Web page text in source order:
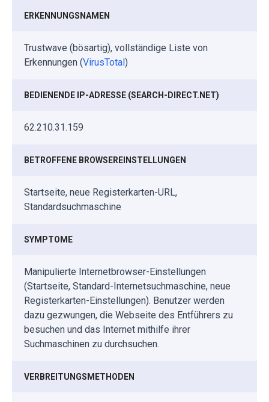
ERKENNUNGSNAMEN
Trustwave (bösartig), vollständige Liste von
Erkennungen (VirusTotal)
BEDIENENDE IP-ADRESSE (SEARCH-DIRECT.NET)
62.210.31.159
BETROFFENE BROWSEREINSTELLUNGEN
Startseite, neue Registerkarten-URL,
Standardsuchmaschine
SYMPTOME
Manipulierte Internetbrowser-Einstellungen
(Startseite, Standard-Internetsuchmaschine, neue
Registerkarten-Einstellungen). Benutzer werden
dazu gezwungen, die Webseite des Entführers zu
besuchen und das Internet mithilfe ihrer
Suchmaschinen zu durchsuchen.
VERBREITUNGSMETHODEN